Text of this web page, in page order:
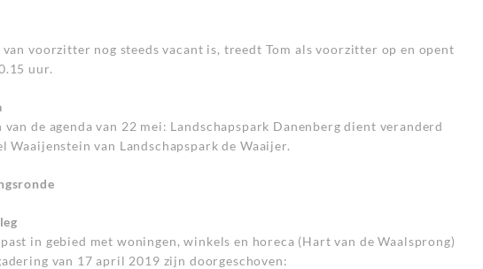
voorzitter nog steeds vacant is, treedt Tom als voorzitter op en opent
uur.
de agenda van 22 mei: Landschapspark Danenberg dient veranderd
Waaijenstein van Landschapspark de Waaijer.
in gebied met woningen, winkels en horeca (Hart van de Waalsprong)
van 17 april 2019 zijn doorgeschoven: